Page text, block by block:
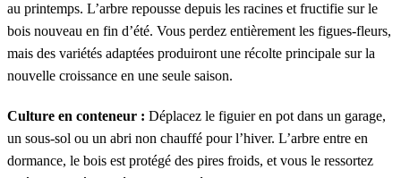
au printemps. L’arbre repousse depuis les racines et fructifie sur le
bois nouveau en fin d’été. Vous perdez entièrement les figues-fleurs,
mais des variétés adaptées produiront une récolte principale sur la
nouvelle croissance en une seule saison.
Culture en conteneur : Déplacez le figuier en pot dans un garage,
un sous-sol ou un abri non chauffé pour l’hiver. L’arbre entre en
dormance, le bois est protégé des pires froids, et vous le ressortez